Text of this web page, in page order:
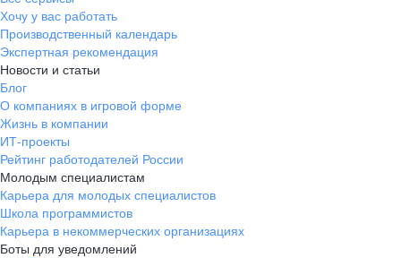
Хочу у вас работать
Производственный календарь
Экспертная рекомендация
Новости и статьи
Блог
О компаниях в игровой форме
Жизнь в компании
ИТ-проекты
Рейтинг работодателей России
Молодым специалистам
Карьера для молодых специалистов
Школа программистов
Карьера в некоммерческих организациях
Боты для уведомлений